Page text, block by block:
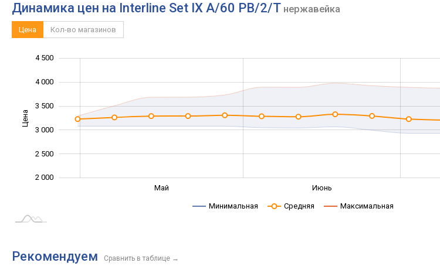
Динамика цен на Interline Set IX A/60 PB/2/T нержавейка
Цена Кол-во магазинов
Цена
2 000
2 500
3 000
3 500
4 000
4 500
Май Июнь
Минимальная Средняя Максимальная
Рекомендуем Сравнить в таблице →